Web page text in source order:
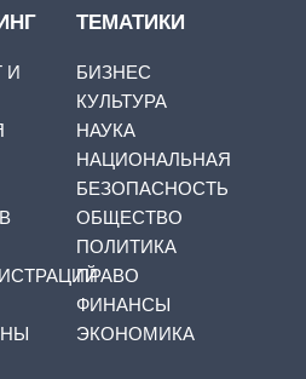
И
ТЕМАТИКИ
БИЗНЕС
КУЛЬТУРА
НАУКА
НАЦИОНАЛЬНАЯ
БЕЗОПАСНОСТЬ
ОБЩЕСТВО
ПОЛИТИКА
ПРАВО
ФИНАНСЫ
ЭКОНОМИКА